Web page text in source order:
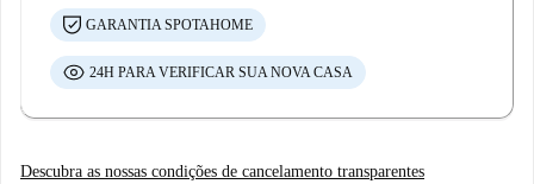
GARANTIA SPOTAHOME
24H PARA VERIFICAR SUA NOVA CASA
Descubra as nossas condições de cancelamento transparentes